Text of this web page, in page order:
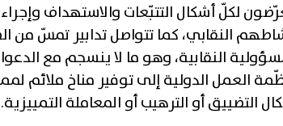
لكلّ أشكال التتبّعات والاستهداف
النقابي، كما تتواصل تدابير تمسّ من
النقابية، وهو ما لا ينسجم مع
العمل الدولية إلى توفير مناخ ملائم
التضييق أو الترهيب أو المعاملة التمييزية.